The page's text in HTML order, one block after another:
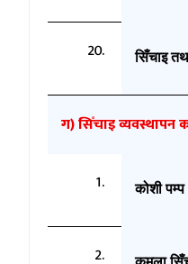
सिँचाइ
ग)सिँचाइ व्यवस्थापन
कोशी